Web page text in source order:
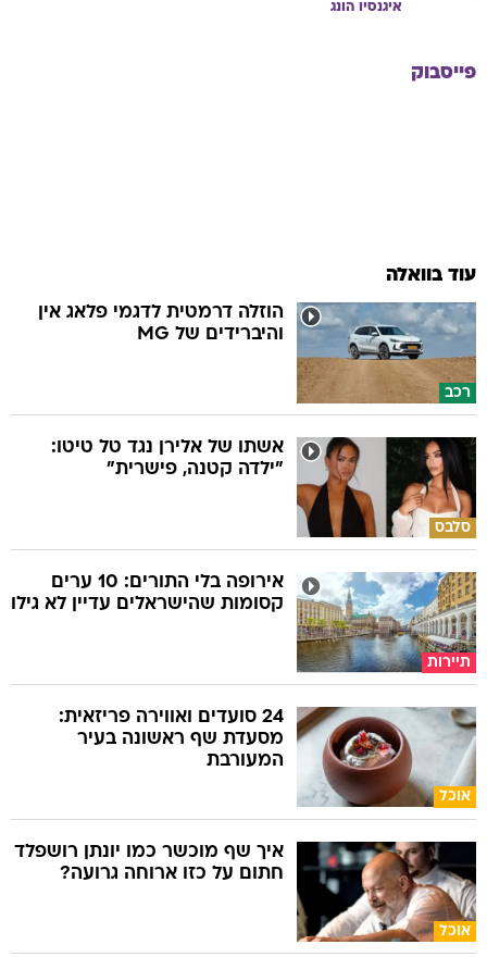
איגנסיו הונג
פייסבוק
עוד בוואלה
רכב
הוזלה דרמטית לדגמי פלאג אין
והיברידים של MG
סלבס
אשתו של אלירן נגד טל טיטו:
"ילדה קטנה, פישרית"
תיירות
אירופה בלי התורים: 10 ערים
קסומות שהישראלים עדיין לא גילו
אוכל
24 סועדים ואווירה פריזאית:
מסעדת שף ראשונה בעיר
המעורבת
אוכל
איך שף מוכשר כמו יונתן רושפלד
חתום על כזו ארוחה גרועה?